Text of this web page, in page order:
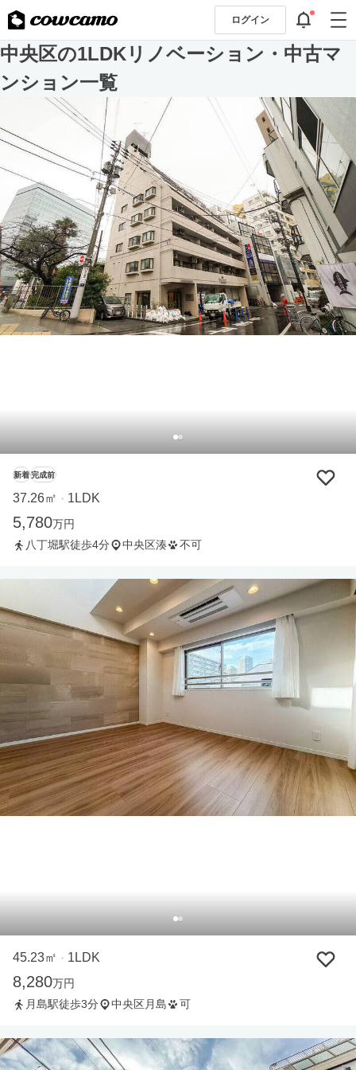
ログイン
中央区の1LDKリノベーション・中古マ
ンション一覧
新着 完成前
37.26㎡ ・ 1LDK
5,780万円
八丁堀駅徒歩4分
中央区湊 不可
45.23㎡ ・ 1LDK
8,280万円
月島駅徒歩3分
中央区月島 可